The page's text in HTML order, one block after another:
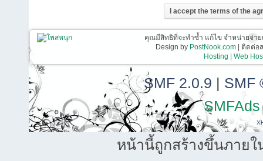
คุณมีสิทธิที่จะทำซ้ำ แก้ไข จำหน่ายจ่า
Design by PostNook.com| ติดต่อส
Hosting | Web
SMF 2.0.9 | SMF
SMFAds
หน้านี้ถูกสร้างขึ้นภายใ